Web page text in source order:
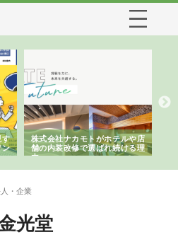
す
ン
株式会社ナカモトがホテルや店
舗の内装改修で選ばれ続ける理
由
・企業
光堂